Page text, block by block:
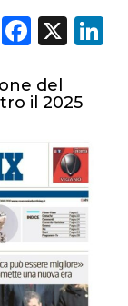
X
del
il 2025